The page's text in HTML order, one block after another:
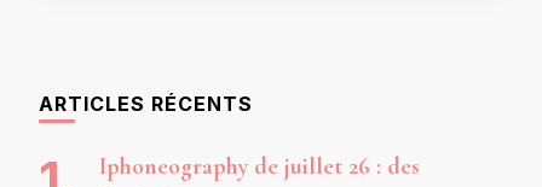
ARTICLES RÉCENTS
Iphoneography de juillet 26 : des